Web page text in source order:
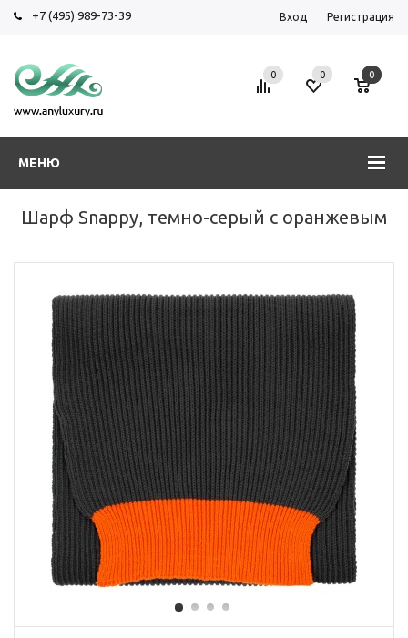
+7 (495) 989-73-39 Вход Регистрация
МЕНЮ
0 0 0
Шарф Snappy, темно-серый с оранжевым